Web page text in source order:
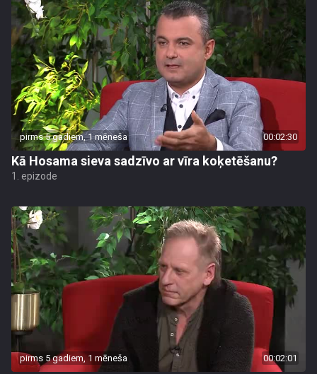
pirms 5 gadiem, 1 mēneša 00:02:30
Kā Hosama sieva sadzīvo ar vīra koķetēšanu?
1. epizode
pirms 5 gadiem, 1 mēneša 00:02:01